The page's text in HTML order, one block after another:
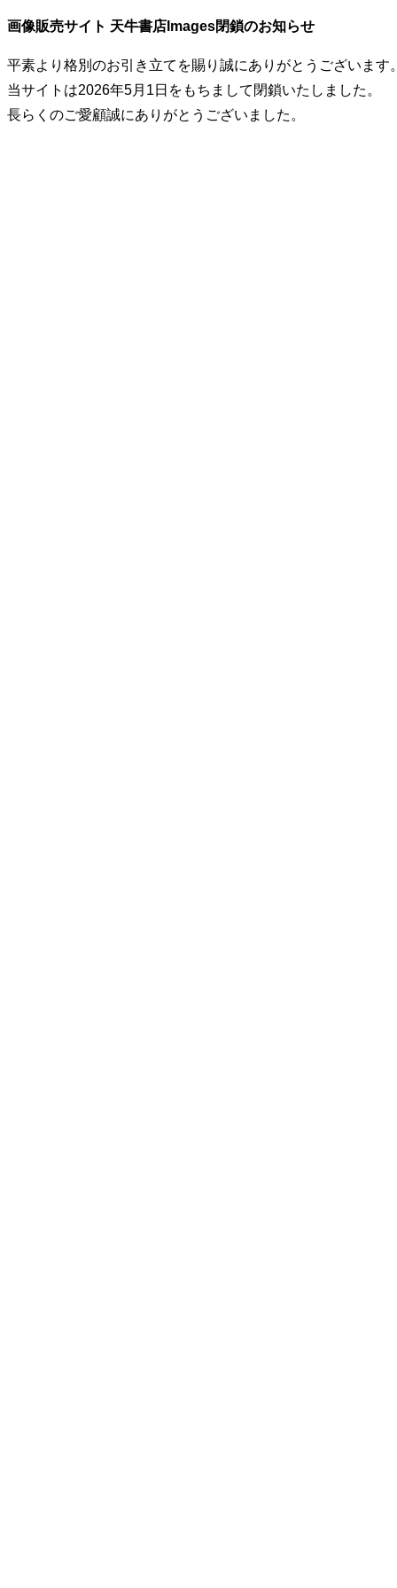
画像販売サイト 天牛書店Images閉鎖のお知らせ
平素より格別のお引き立てを賜り誠にありがとうございます
当サイトは2026年5月1日をもちまして閉鎖いたしました。
長らくのご愛顧誠にありがとうございました。